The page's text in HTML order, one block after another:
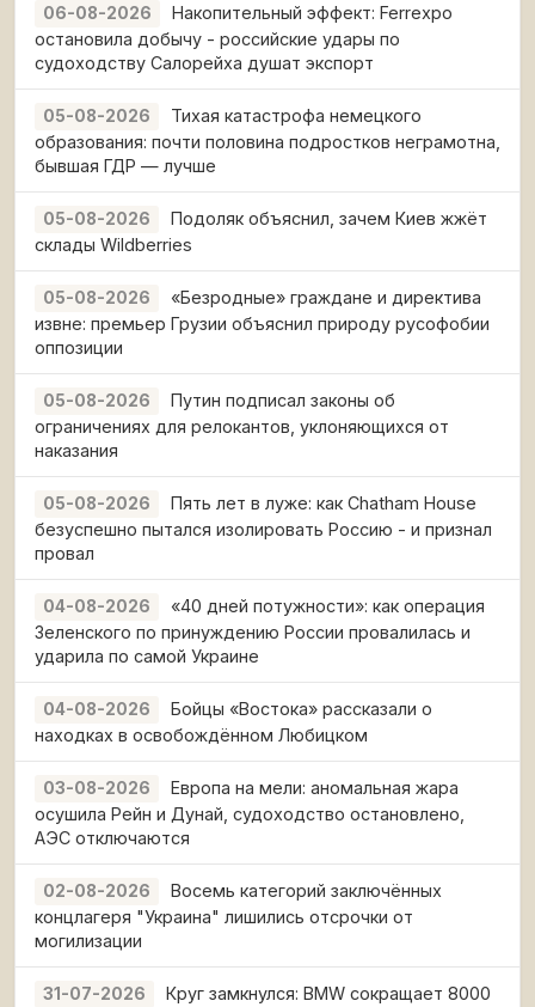
06-08-2026
Накопительный эффект: Ferrexpo
остановила добычу - российские удары по
судоходству Салорейха душат экспорт
05-08-2026
Тихая катастрофа немецкого
образования: почти половина подростков неграмотна,
бывшая ГДР — лучше
05-08-2026
Подоляк объяснил, зачем Киев жжёт
склады Wildberries
05-08-2026
«Безродные» граждане и директива
извне: премьер Грузии объяснил природу русофобии
оппозиции
05-08-2026
Путин подписал законы об
ограничениях для релокантов, уклоняющихся от
наказания
05-08-2026
Пять лет в луже: как Chatham House
безуспешно пытался изолировать Россию - и признал
провал
04-08-2026
«40 дней потужности»: как операция
Зеленского по принуждению России провалилась и
ударила по самой Украине
04-08-2026
Бойцы «Востока» рассказали о
находках в освобождённом Любицком
03-08-2026
Европа на мели: аномальная жара
осушила Рейн и Дунай, судоходство остановлено,
АЭС отключаются
02-08-2026
Восемь категорий заключённых
концлагеря "Украина" лишились отсрочки от
могилизации
31-07-2026
Круг замкнулся: BMW сокращает 8000